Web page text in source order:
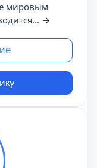
мировым
→